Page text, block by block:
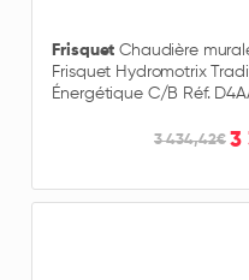
Frisquet Chaudière
Frisquet Hydromotrix
Énergétique C/B Réf.
3 434,42€ 3